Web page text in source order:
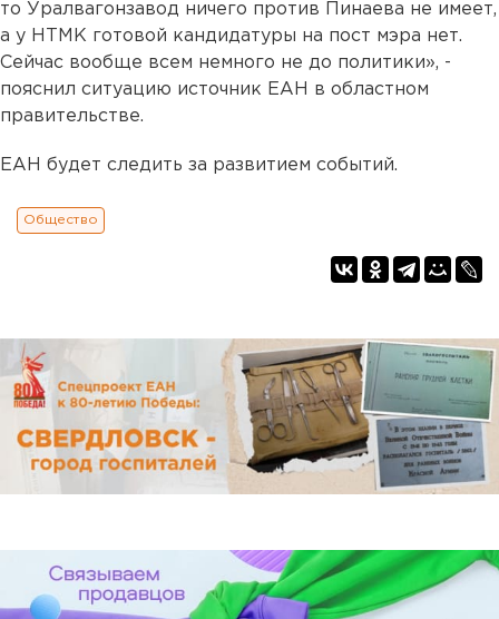
то Уралвагонзавод ничего против Пинаева не имеет,
а у НТМК готовой кандидатуры на пост мэра нет.
Сейчас вообще всем немного не до политики», -
пояснил ситуацию источник ЕАН в областном
правительстве.
ЕАН будет следить за развитием событий.
Общество